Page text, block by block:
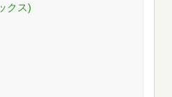
クス)